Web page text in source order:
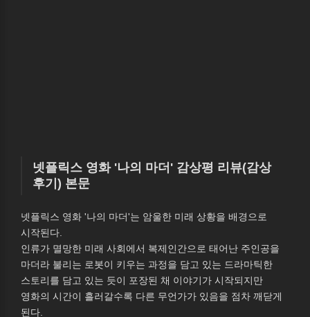
넷플릭스 영화 '나의 마더' 감상평 리뷰(감상
후기) 본문
넷플릭스 영화 '나의 마더'는 암울한 미래 상황을 배경으로
시작된다.
인류가 멸망한 미래 사회에서 복제인간으로 태어난 주인공을
마더라 불리는 로봇이 키우는 과정을 담고 있는 드라마틱한
스토리를 담고 있는 듯이 포장된 채 이야기가 시작되지만
영화의 시간이 흘러갈수록 다른 무언가가 있음을 점차 깨닫게
된다.